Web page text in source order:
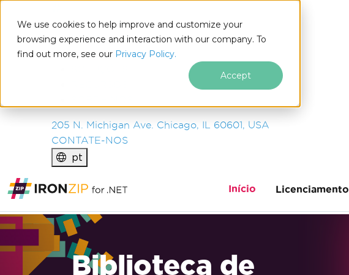
We use cookies to help improve and customize your
browsing experience and interaction with our company. To
find out more, see our Privacy Policy.
Accept
IRONSOFTWARE
PRODUTOS
EMPRESA
205 N. Michigan Ave. Chicago, IL 60601, USA
CONTATE-NOS
pt
Início Licenciamento
Biblioteca de